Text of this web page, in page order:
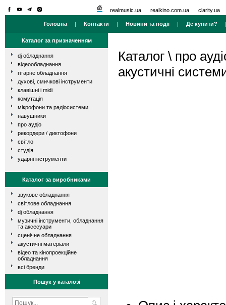
realmusic.ua realkino.com.ua clarity.ua
Головна | Контакти | Новини та події| Де купити?
Каталог за призначенням
dj обладнання
відеообладнання
гітарне обладнання
духові, смичкові інструменти
клавішні і midi
комутація
мікрофони та радіосистеми
навушники
про аудіо
рекордери / диктофони
світло
студія
ударні інструменти
Каталог за виробниками
звукове обладнання
світлове обладнання
dj обладнання
музичні інструменти, обладнання
та аксесуари
сценічне обладнання
акустичні матеріали
відео та кінопроекційне
обладнання
всі бренди
Пошук у каталозі
Каталог \ про
акустичні